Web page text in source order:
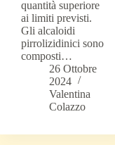
quantità superiore
ai limiti previsti.
Gli alcaloidi
pirrolizidinici sono
composti…
26 Ottobre
2024
Valentina
Colazzo